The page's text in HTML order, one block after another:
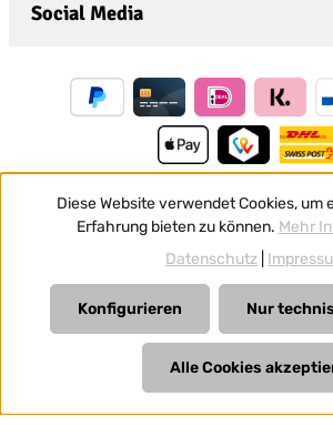
Social Media
Vertrag widerrufen
Alle Preise inkl. gesetzl. Mehrwertsteuer
und ggf. Nachnahmegebühren,
angegeben.
Diese Website verwendet Cookies, um
Erfahrung bieten zu können. Mehr
Datenschutz
Nur
Konfigurieren
Alle Cookies